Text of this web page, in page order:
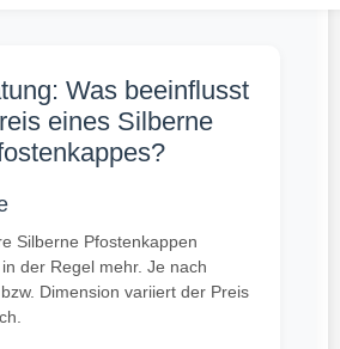
Was beeinflusst
eines Silberne
Silberne Pfostenkappen
der Regel mehr. Je nach
Dimension variiert der Preis